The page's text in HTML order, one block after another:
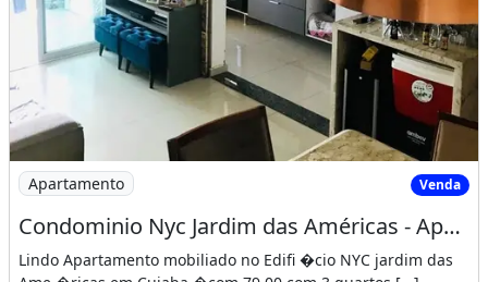
Playground
Recepção
Salão De Jogos
Salão De Festas
Dependência De Empregados
Condomínio Fechado
Ano De Construção: 2017
Imóvel mobiliado
Churrasqueira
Imagem: Condominio Nyc Jardim das Américas -
Apartamento Venda
Condominio Nyc Jardim das Américas - Apartamento Condominio Nyc no Jardim das Américas
Lindo Apartamento mobiliado no Edifi �cio NYC jardim das